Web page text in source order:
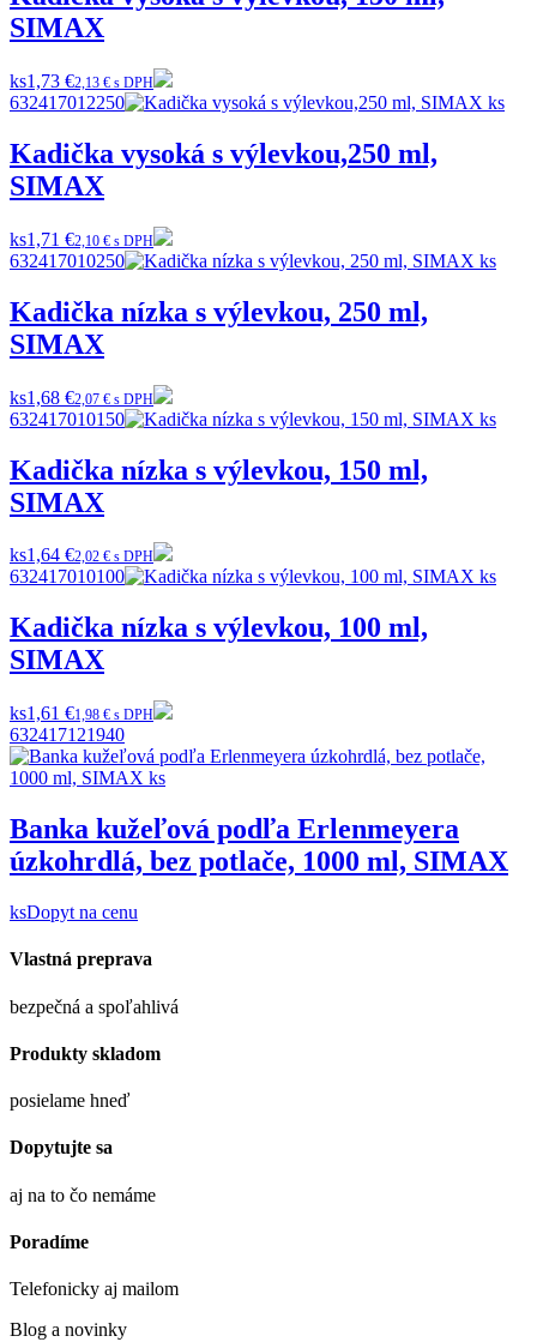
SIMAX
ks1,73 €2,13 € s DPH
632417012250
Kadička vysoká s výlevkou,250 ml,
SIMAX
ks1,71 €2,10 € s DPH
632417010250
Kadička nízka s výlevkou, 250 ml,
SIMAX
ks1,68 €2,07 € s DPH
632417010150
Kadička nízka s výlevkou, 150 ml,
SIMAX
ks1,64 €2,02 € s DPH
632417010100
Kadička nízka s výlevkou, 100 ml,
SIMAX
ks1,61 €1,98 € s DPH
632417121940
Banka kužeľová podľa Erlenmeyera
úzkohrdlá, bez potlače, 1000 ml, SIMAX
ksDopyt na cenu
Vlastná preprava
bezpečná a spoľahlivá
Produkty skladom
posielame hneď
Dopytujte sa
aj na to čo nemáme
Poradíme
Telefonicky aj mailom
Blog a novinky